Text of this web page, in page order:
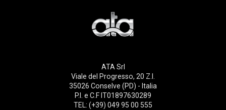
ATA Srl
Viale del Progresso, 20 Z.I.
35026 Conselve (PD) - Italia
P.I. e C.F IT01897630289
TEL: (+39) 049 95 00 555